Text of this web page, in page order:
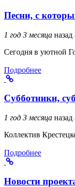
Песни, с
1 год 3 месяца назад
Сегодня в уютной
Подробнее
Субботники,
1 год 3 месяца назад
Коллектив
Подробнее
Новости